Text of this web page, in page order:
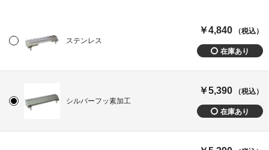
ステンレス
￥4,840 （税込）
シルバーフッ素加工
￥5,390 （税込）